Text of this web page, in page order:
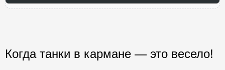
Когда танки в кармане — это весело!